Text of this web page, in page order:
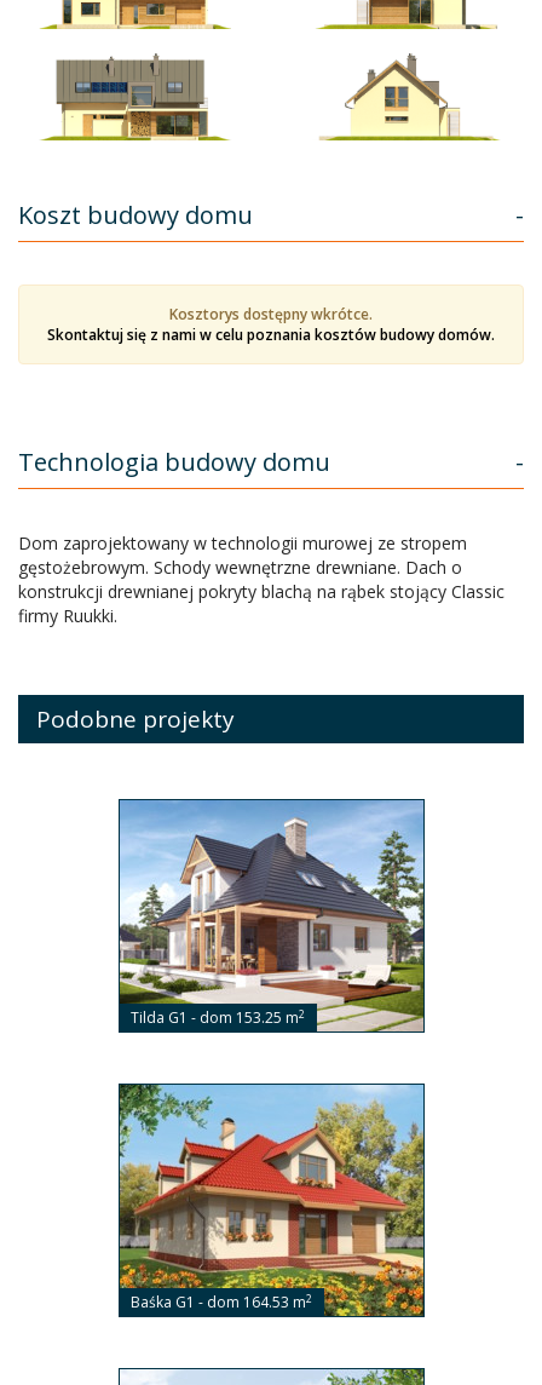
Koszt budowy domu -
Kosztorys dostępny wkrótce.
Skontaktuj się z nami w celu poznania kosztów budowy domów.
Technologia budowy domu -
Dom zaprojektowany w technologii murowej ze stropem
gęstożebrowym. Schody wewnętrzne drewniane. Dach o
konstrukcji drewnianej pokryty blachą na rąbek stojący Classic
firmy Ruukki.
Podobne projekty
Tilda G1 - dom 153.25 m2
Baśka G1 - dom 164.53 m2